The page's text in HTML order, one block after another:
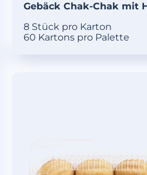
Gebäck Chak-Chak mit
8 Stück pro Karton
60 Kartons pro Palette